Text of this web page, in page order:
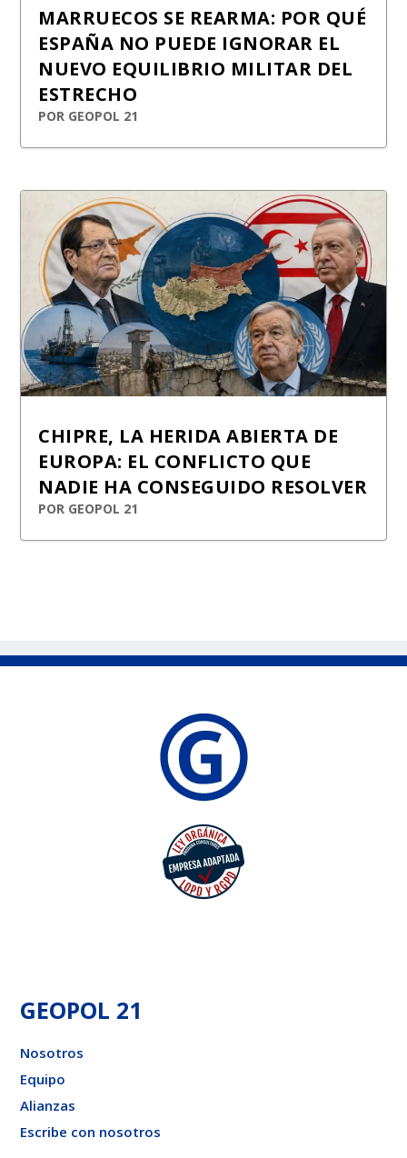
MARRUECOS SE REARMA: POR QUÉ
ESPAÑA NO PUEDE IGNORAR EL
NUEVO EQUILIBRIO MILITAR DEL
ESTRECHO
POR GEOPOL 21
CHIPRE, LA HERIDA ABIERTA DE
EUROPA: EL CONFLICTO QUE
NADIE HA CONSEGUIDO RESOLVER
POR GEOPOL 21
GEOPOL 21
Nosotros
Equipo
Alianzas
Escribe con nosotros